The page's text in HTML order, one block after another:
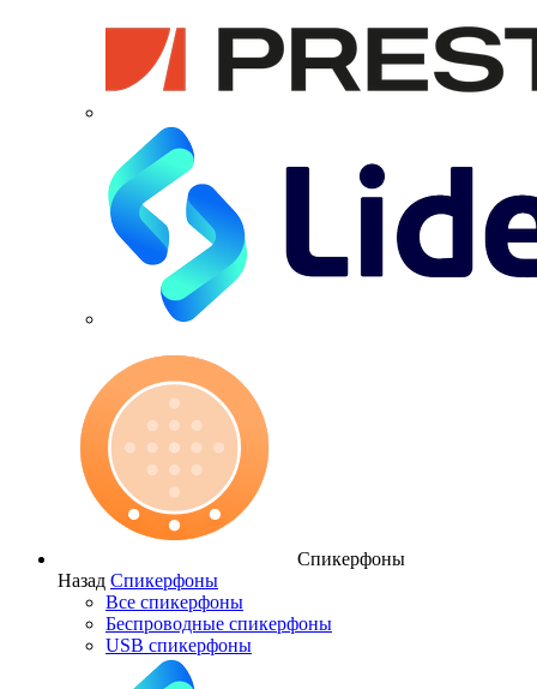
Спикерфоны
Назад Спикерфоны
Все спикерфоны
Беспроводные спикерфоны
USB спикерфоны